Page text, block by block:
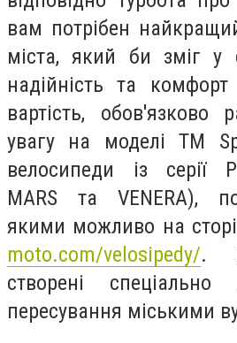
вам потрібен
міста, який би зміг у
надійність та
вартість, обов'язково
увагу на моделі ТМ
велосипеди із серії
MARS та VENERA),
якими можливо на
moto.com/velosipedy/.
створені
пересування міськими